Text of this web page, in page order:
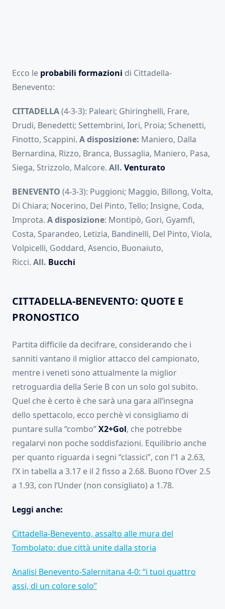
Ecco le probabili formazioni di Cittadella-
Benevento:
CITTADELLA(4-3-3): Paleari; Ghiringhelli, Frare,
Drudi, Benedetti; Settembrini, Iori, Proia; Schenetti,
Finotto, Scappini. A disposizione: Maniero, Dalla
Bernardina, Rizzo, Branca, Bussaglia, Maniero, Pasa,
Siega, Strizzolo, Malcore. All. Venturato
BENEVENTO (4-3-3): Puggioni; Maggio, Billong, Volta,
Di Chiara; Nocerino, Del Pinto, Tello; Insigne, Coda,
Improta. A disposizione: Montipò, Gori, Gyamfi,
Costa, Sparandeo, Letizia, Bandinelli, Del Pinto, Viola,
Volpicelli, Goddard, Asencio, Buonaiuto,
Ricci. All. Bucchi
CITTADELLA-BENEVENTO: QUOTE E
PRONOSTICO
Partita difficile da decifrare, considerando che i
sanniti vantano il miglior attacco del campionato,
mentre i veneti sono attualmente la miglior
retroguardia della Serie B con un solo gol subito.
Quel che è certo è che sarà una gara all’insegna
dello spettacolo, ecco perchè vi consigliamo di
puntare sulla “combo”X2+Gol, che potrebbe
regalarvi non poche soddisfazioni. Equilibrio anche
per quanto riguarda i segni “classici”, con l’1 a 2.63,
l’X in tabella a 3.17 e il 2 fisso a 2.68. Buono l’Over 2.5
a 1.93, con l’Under (non consigliato) a 1.78.
Leggi anche:
Cittadella-Benevento, assalto alle mura del
Tombolato: due città unite dalla storia
Analisi Benevento-Salernitana 4-0: “i tuoi quattro
assi, di un colore solo”